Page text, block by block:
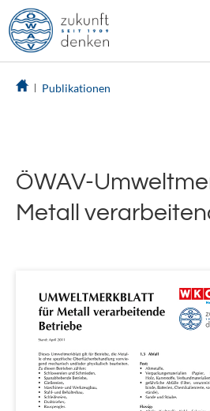
Publikationen
ÖWAV-
Metall